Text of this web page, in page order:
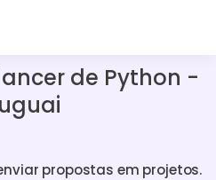
de Python -
propostas em projetos.